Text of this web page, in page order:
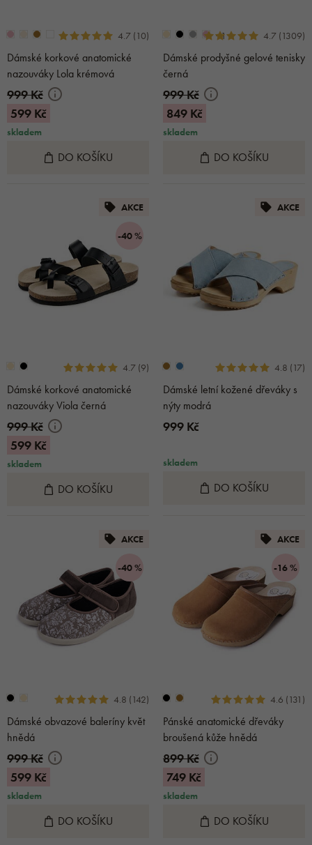
4.7 (10)
Dámské korkové anatomické
nazouváky Lola krémová
999 Kč
599 Kč
skladem
DO KOŠÍKU
+1 4.7 (1309)
Dámské prodyšné gelové tenisky
černá
999 Kč
849 Kč
skladem
DO KOŠÍKU
AKCE
-40 %
4.7 (9)
Dámské korkové anatomické
nazouváky Viola černá
999 Kč
599 Kč
skladem
DO KOŠÍKU
AKCE
4.8 (17)
Dámské letní kožené dřeváky s
nýty modrá
999 Kč
skladem
DO KOŠÍKU
AKCE
-40 %
4.8 (142)
Dámské obvazové baleríny květ
hnědá
999 Kč
599 Kč
skladem
DO KOŠÍKU
AKCE
-16 %
4.6 (131)
Pánské anatomické dřeváky
broušená kůže hnědá
899 Kč
749 Kč
skladem
DO KOŠÍKU